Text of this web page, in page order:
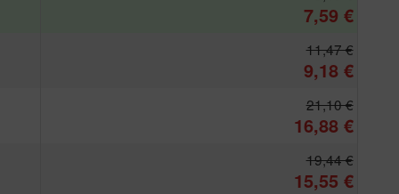
7,59 €
11,47 €
9,18 €
21,10 €
16,88 €
19,44 €
15,55 €